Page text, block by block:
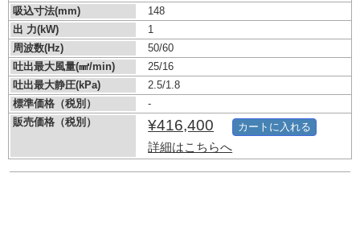
吸込寸法(mm)
148
出 力(kW)
1
周波数(Hz)
50/60
吐出最大風量(㎣/min)
25/16
吐出最大静圧(kPa)
2.5/1.8
標準価格（税別）
-
販売価格（税別）
¥416,400
詳細はこちらへ
カートに入れる